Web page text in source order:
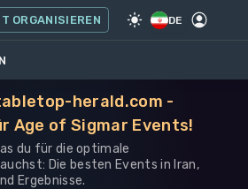
40K
EVENTS MEHR
ORGANISIEREN DE
herald.com -
Age of Sigmar Events!
du für die optimale
Die besten Events in Iran,
Ergebnisse.